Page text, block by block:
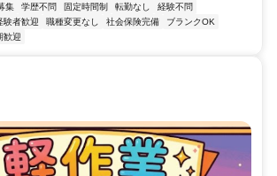
集 学歴不問 固定時間制 転勤なし
経験不問
験者歓迎 職種変更なし 社会保険完備
ブランクOK
歓迎